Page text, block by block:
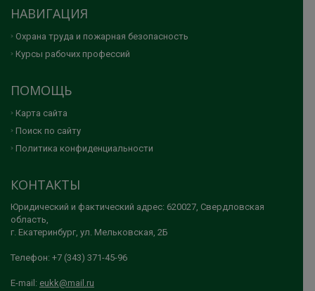
НАВИГАЦИЯ
Охрана труда и пожарная безопасность
Курсы рабочих профессий
ПОМОЩЬ
Карта сайта
Поиск по сайту
Политика конфиденциальности
КОНТАКТЫ
Юридический и фактический адрес: 620027, Свердловская
область,
г. Екатеринбург, ул. Мельковская, 2Б
Телефон: +7 (343) 371-45-96
E-mail: eukk@mail.ru